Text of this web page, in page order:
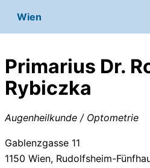
Wien
Primarius Dr.
Rybiczka
Augenheilkunde / Optometrie
Gablenzgasse 11
1150 Wien, Rudolfsheim-